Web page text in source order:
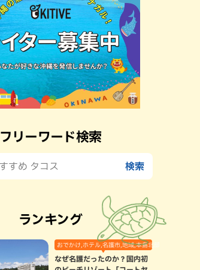
フリーワード検索
ランキング
おでかけ,ホテル,名護市,地域,本島北部
なぜ名護だったのか？国内初